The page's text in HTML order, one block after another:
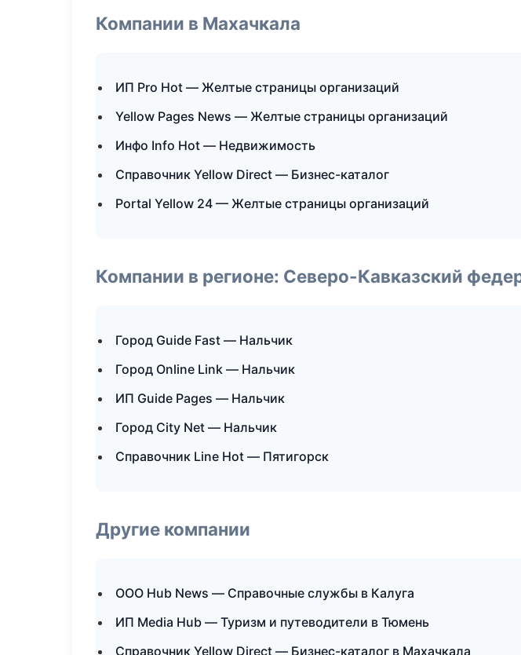
Компании в Махачкала
ИП Pro Hot — Желтые страницы организаций
Yellow Pages News — Желтые страницы организаций
Инфо Info Hot — Недвижимость
Справочник Yellow Direct — Бизнес-каталог
Portal Yellow 24 — Желтые страницы организаций
Компании в регионе: Северо-Кавказский
Город Guide Fast — Нальчик
Город Online Link — Нальчик
ИП Guide Pages — Нальчик
Город City Net — Нальчик
Справочник Line Hot — Пятигорск
Другие компании
ООО Hub News — Справочные службы в Калуга
ИП Media Hub — Туризм и путеводители в Тюмень
Справочник Yellow Direct — Бизнес-каталог в Махачкала